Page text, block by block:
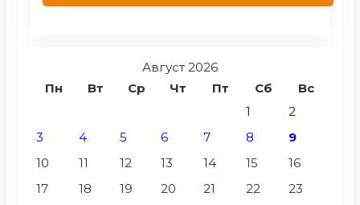
Август 2026
Пн
Вт Ср Чт Пт Сб Вс
1
2
3
4 5 6 7 8
9
10
11 12 13 14 15
16
17
18 19 20 21 22
23